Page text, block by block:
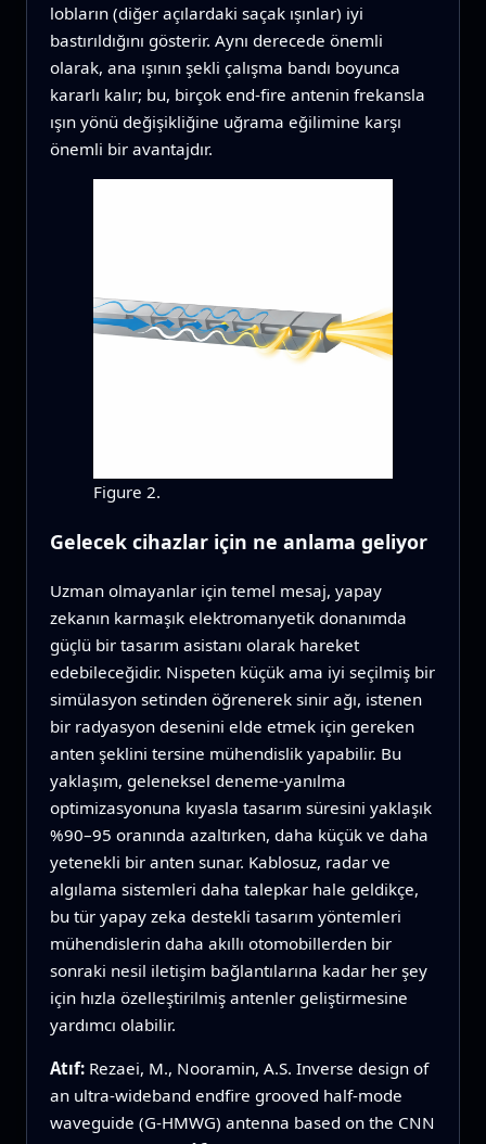
lobların (diğer açılardaki saçak ışınlar) iyi
bastırıldığını gösterir. Aynı derecede önemli
olarak, ana ışının şekli çalışma bandı boyunca
kararlı kalır; bu, birçok end‑fire antenin frekansla
ışın yönü değişikliğine uğrama eğilimine karşı
önemli bir avantajdır.
Figure 2.
Gelecek cihazlar için ne anlama geliyor
Uzman olmayanlar için temel mesaj, yapay
zekanın karmaşık elektromanyetik donanımda
güçlü bir tasarım asistanı olarak hareket
edebileceğidir. Nispeten küçük ama iyi seçilmiş bir
simülasyon setinden öğrenerek sinir ağı, istenen
bir radyasyon desenini elde etmek için gereken
anten şeklini tersine mühendislik yapabilir. Bu
yaklaşım, geleneksel deneme‑yanılma
optimizasyonuna kıyasla tasarım süresini yaklaşık
%90–95 oranında azaltırken, daha küçük ve daha
yetenekli bir anten sunar. Kablosuz, radar ve
algılama sistemleri daha talepkar hale geldikçe,
bu tür yapay zeka destekli tasarım yöntemleri
mühendislerin daha akıllı otomobillerden bir
sonraki nesil iletişim bağlantılarına kadar her şey
için hızla özelleştirilmiş antenler geliştirmesine
yardımcı olabilir.
Atıf: Rezaei, M., Nooramin, A.S. Inverse design of
an ultra-wideband endfire grooved half-mode
waveguide (G-HMWG) antenna based on the CNN